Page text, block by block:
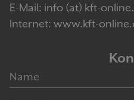
E-Mail: info (at) kft-
Internet: www.kft-